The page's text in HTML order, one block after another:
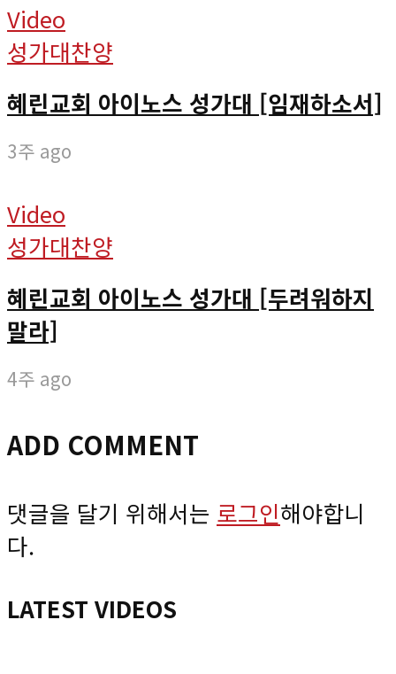
Video
성가대찬양
혜린교회 아이노스 성가대 [임재하소서]
3주 ago
Video
성가대찬양
혜린교회 아이노스 성가대 [두려워하지
말라]
4주 ago
ADD COMMENT
댓글을 달기 위해서는 로그인해야합니
다.
LATEST VIDEOS